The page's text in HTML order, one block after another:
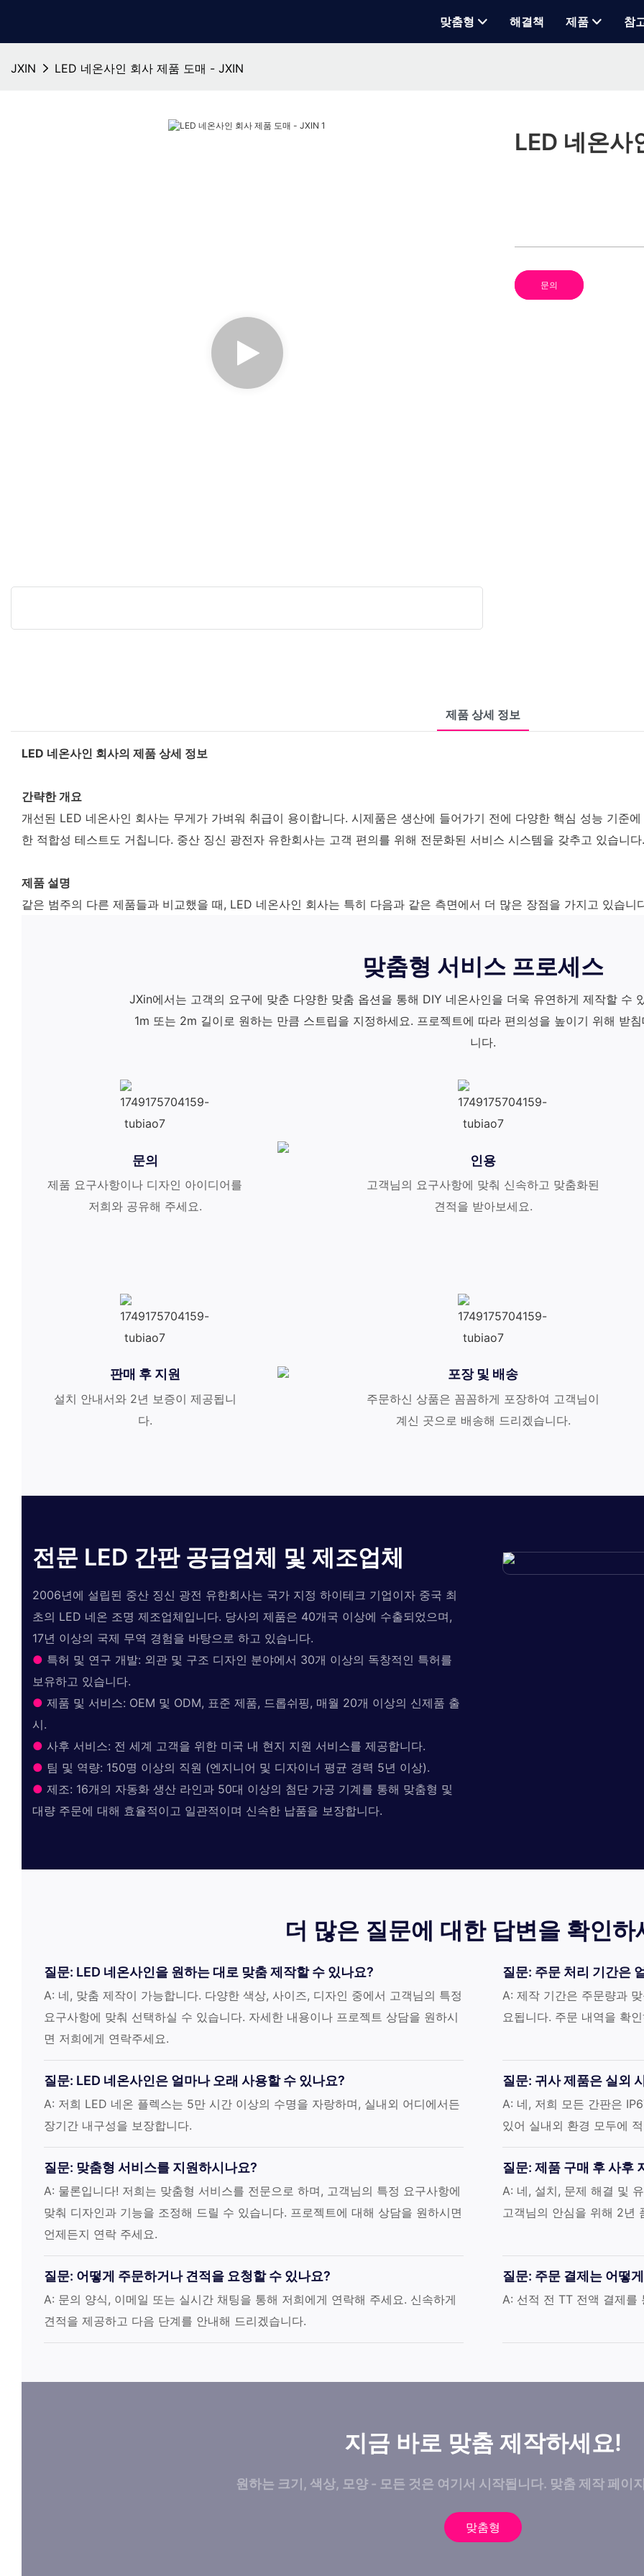
맞춤형 해결책 제품 참
JXIN LED 네온사인 회사 제품 도매 - JXIN
LED 네온사
문의
제품 상세 정보
LED 네온사인 회사의 제품 상세 정보
간략한 개요
개선된 LED 네온사인 회사는 무게가 가벼워 취급이 용이합니다. 시제품은 생산에 들어가기 전에 다양한 핵심 성능 기준
한 적합성 테스트도 거칩니다. 중산 징신 광전자 유한회사는 고객 편의를 위해 전문화된 서비스 시스템을 갖추고 있습니다.
제품 설명
같은 범주의 다른 제품들과 비교했을 때, LED 네온사인 회사는 특히 다음과 같은 측면에서 더 많은 장점을 가지고 있습니
맞춤형 서비스 프로세스
JXin에서는 고객의 요구에 맞춘 다양한 맞춤 옵션을 통해 DIY 네온사인을 더욱 유연하게 제작할 수
1m 또는 2m 길이로 원하는 만큼 스트립을 지정하세요. 프로젝트에 따라 편의성을 높이기 위해 받
니다.
문의
제품 요구사항이나 디자인 아이디어를
저희와 공유해 주세요.
인용
고객님의 요구사항에 맞춰 신속하고 맞춤화된
견적을 받아보세요.
판매 후 지원
설치 안내서와 2년 보증이 제공됩니
다.
포장 및 배송
주문하신 상품은 꼼꼼하게 포장하여 고객님이
계신 곳으로 배송해 드리겠습니다.
전문 LED 간판 공급업체 및 제조업체
2006년에 설립된 중산 징신 광전 유한회사는 국가 지정 하이테크 기업이자 중국 최
초의 LED 네온 조명 제조업체입니다. 당사의 제품은 40개국 이상에 수출되었으며,
17년 이상의 국제 무역 경험을 바탕으로 하고 있습니다.
● 특허 및 연구 개발: 외관 및 구조 디자인 분야에서 30개 이상의 독창적인 특허를
보유하고 있습니다.
● 제품 및 서비스: OEM 및 ODM, 표준 제품, 드롭쉬핑, 매월 20개 이상의 신제품 출
시.
● 사후 서비스: 전 세계 고객을 위한 미국 내 현지 지원 서비스를 제공합니다.
● 팀 및 역량: 150명 이상의 직원 (엔지니어 및 디자이너 평균 경력 5년 이상).
● 제조: 16개의 자동화 생산 라인과 50대 이상의 첨단 가공 기계를 통해 맞춤형 및
대량 주문에 대해 효율적이고 일관적이며 신속한 납품을 보장합니다.
더 많은 질문에 대한 답변을 확인하
질문: LED 네온사인을 원하는 대로 맞춤 제작할 수 있나요?
A: 네, 맞춤 제작이 가능합니다. 다양한 색상, 사이즈, 디자인 중에서 고객님의 특정
요구사항에 맞춰 선택하실 수 있습니다. 자세한 내용이나 프로젝트 상담을 원하시
면 저희에게 연락주세요.
질문: 주문 처리 기간은
A: 제작 기간은 주문량과
요됩니다. 주문 내역을 확
질문: LED 네온사인은 얼마나 오래 사용할 수 있나요?
A: 저희 LED 네온 플렉스는 5만 시간 이상의 수명을 자랑하며, 실내외 어디에서든
장기간 내구성을 보장합니다.
질문: 귀사 제품은 실외
A: 네, 저희 모든 간판은
있어 실내외 환경 모두에
질문: 맞춤형 서비스를 지원하시나요?
A: 물론입니다! 저희는 맞춤형 서비스를 전문으로 하며, 고객님의 특정 요구사항에
맞춰 디자인과 기능을 조정해 드릴 수 있습니다. 프로젝트에 대해 상담을 원하시면
언제든지 연락 주세요.
질문: 제품 구매 후 사후
A: 네, 설치, 문제 해결 및
고객님의 안심을 위해 2년
질문: 어떻게 주문하거나 견적을 요청할 수 있나요?
A: 문의 양식, 이메일 또는 실시간 채팅을 통해 저희에게 연락해 주세요. 신속하게
견적을 제공하고 다음 단계를 안내해 드리겠습니다.
질문: 주문 결제는 어떻
A: 선적 전 TT 전액 결제를
지금 바로 맞춤 제작하세요!
원하는 크기, 색상, 모양 - 모든 것은 여기서 시작됩니다. 맞춤 제작 페이
맞춤형